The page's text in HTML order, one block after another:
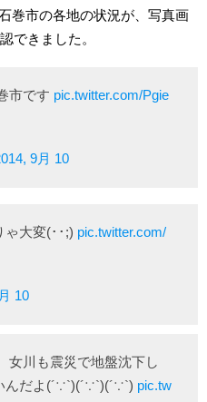
巻市の各地の状況が、写真画
できました。
市です pic.twitter.com/Pgie
9月 10
ゃ大変(･･;) pic.twitter.com/
10
女川も震災で地盤沈下し
んだよ(´∵`)(´∵`)(´∵`) pic.tw